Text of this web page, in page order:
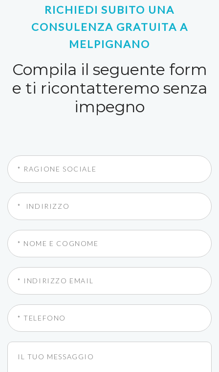
RICHIEDI SUBITO UNA
CONSULENZA GRATUITA A
MELPIGNANO
Compila il seguente form
e ti ricontatteremo senza
impegno